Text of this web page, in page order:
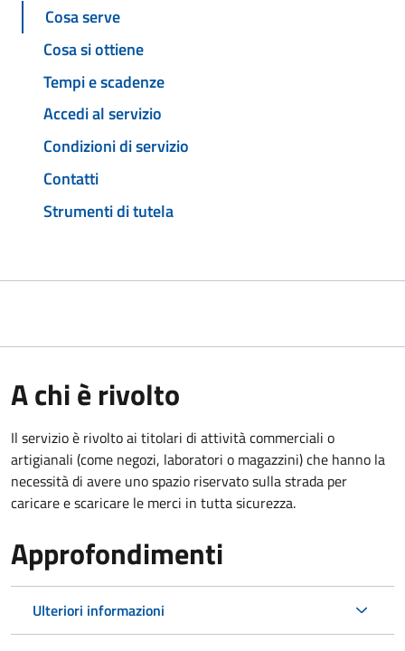
Cosa serve
Cosa si ottiene
Tempi e scadenze
Accedi al servizio
Condizioni di servizio
Contatti
Strumenti di tutela
A chi è rivolto
Il servizio è rivolto ai titolari di attività commerciali o
artigianali (come negozi, laboratori o magazzini) che hanno la
necessità di avere uno spazio riservato sulla strada per
caricare e scaricare le merci in tutta sicurezza.
Approfondimenti
Ulteriori informazioni